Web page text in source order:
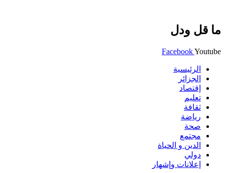
ما قل ودل
FacebookYoutube
الرئيسية
الجزائر
إقتصاد
تعليم
ثقافة
رياضة
صحة
مجتمع
الدين و الحياة
دولي
إعلانات وإشهار